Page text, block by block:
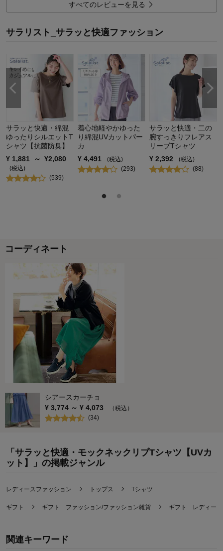
6人が参考になりました
着心地
3.0
購入商品：
ブラック（バイヤーおすすめ）, Ｓ
お気に入りポイント：
生地、機能
体型： やせ型
おすすめ用途：
カジュアル
身長（cm）：
～150
サイズ： ちょうど良い
すべてのレビューを見る
サラリスト_サラッと快適ファッション
サラッと快適・綿混
ゆったりシルエットT
シャツ【抗菌防臭】
¥ 1,881 ～ ¥2,080
(税込)
(539)
着心地軽やかゆった
り綿混UVカットパー
カ
¥ 4,491
(税込)
(293)
サラッと快適・二の
腕すっきりフレアス
リーブTシャツ
¥ 2,392
(税込)
(88)
コーディネート
シアースカーチョ
¥ 3,774 ～ ¥ 4,073
（税込）
(34)
「サラッと快適・モックネックリブTシャツ【UVカ
ット】」の掲載ジャンル
レディースファッション トップス Tシャツ
ギフト ギフト ファッション/ファッション雑貨 ギフト レディース
関連キーワード